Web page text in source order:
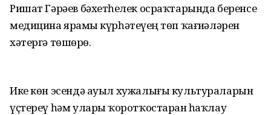
Ришат Гәрәев бәхетһеҙлек осраҡтарында беренсе
медицина ярҙамы күрһәтеүҙең төп ҡағиҙәләрен
хәтергә төшөрҙө.
Ике көн эсендә ауыл хужалығы культураларын
үҫтереү һәм уларҙы ҡоротҡостарҙан һаҡлау